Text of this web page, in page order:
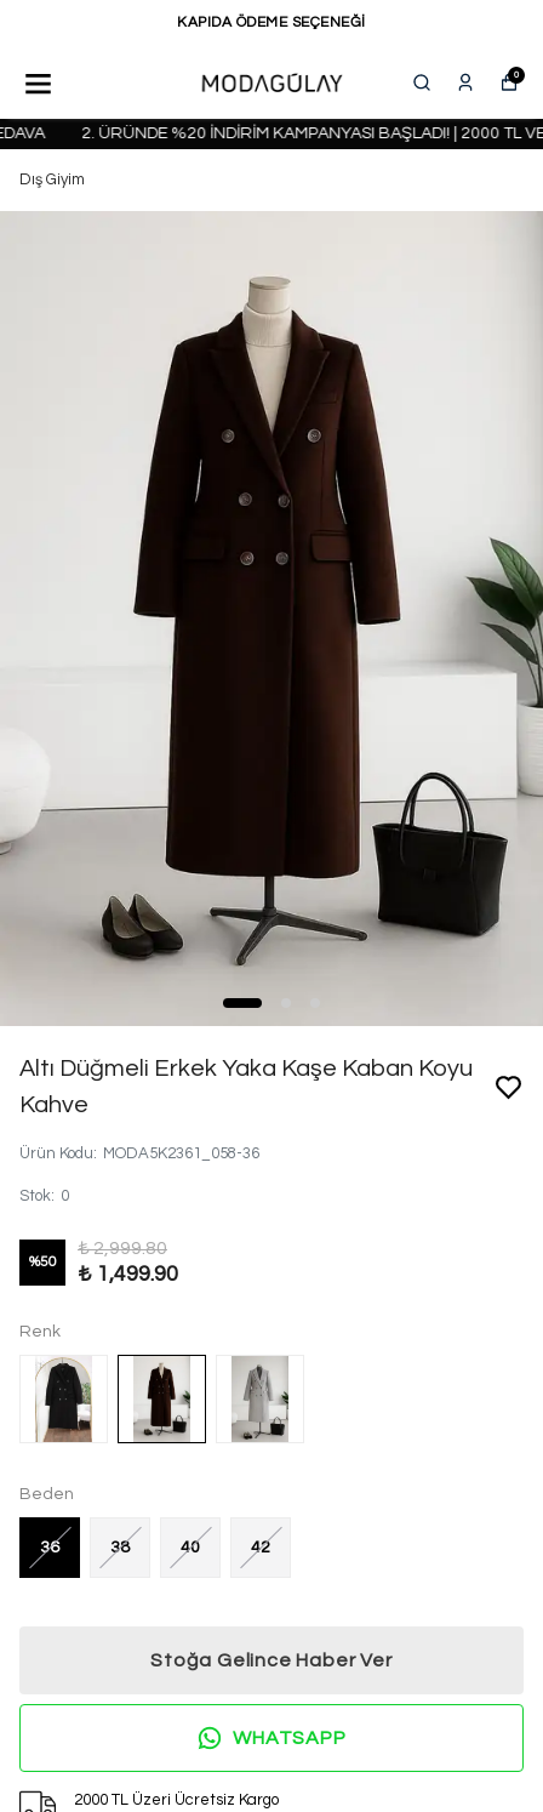
KAPIDA ÖDEME SEÇENEĞİ
0
2. ÜRÜNDE %20 İNDİRİM KAMPANYASI BAŞLADI! | 2000 TL VE
Dış Giyim
Altı Düğmeli Erkek Yaka Kaşe Kaban Koyu
Kahve
Ürün Kodu: MODA5K2361_058-36
Stok: 0
%50
₺ 2,999.80
₺ 1,499.90
Renk
Beden
36 38 40 42
Stoğa Gelince Haber Ver
WHATSAPP
2000 TL Üzeri Ücretsiz Kargo